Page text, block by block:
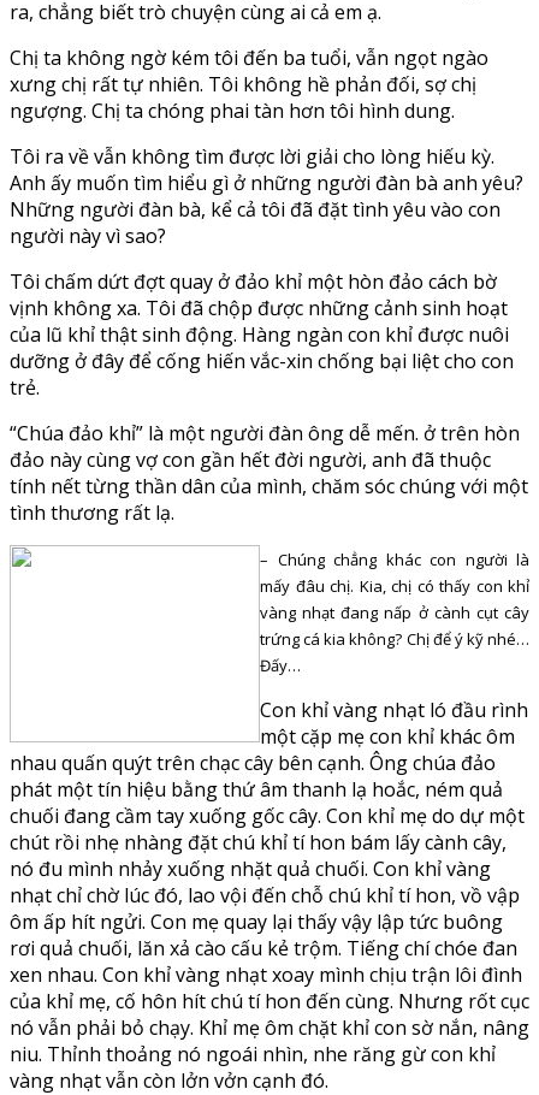
ra, chẳng biết trò chuyện cùng ai cả em ạ.
Chị ta không ngờ kém tôi đến ba tuổi, vẫn ngọt ngào
xưng chị rất tự nhiên. Tôi không hề phản đối, sợ chị
ngượng. Chị ta chóng phai tàn hơn tôi hình dung.
Tôi ra về vẫn không tìm được lời giải cho lòng hiếu kỳ.
Anh ấy muốn tìm hiểu gì ở những người đàn bà anh yêu?
Những người đàn bà, kể cả tôi đã đặt tình yêu vào con
người này vì sao?
Tôi chấm dứt đợt quay ở đảo khỉ một hòn đảo cách bờ
vịnh không xa. Tôi đã chộp được những cảnh sinh hoạt
của lũ khỉ thật sinh động. Hàng ngàn con khỉ được nuôi
dưỡng ở đây để cống hiến vắc-xin chống bại liệt cho con
trẻ.
“Chúa đảo khỉ” là một người đàn ông dễ mến. ở trên hòn
đảo này cùng vợ con gần hết đời người, anh đã thuộc
tính nết từng thần dân của mình, chăm sóc chúng với một
tình thương rất lạ.
– Chúng chẳng khác con người là
mấy đâu chị. Kia, chị có thấy con khỉ
vàng nhạt đang nấp ở cành cụt cây
trứng cá kia không? Chị để ý kỹ nhé…
Đấy…
Con khỉ vàng nhạt ló đầu rình
một cặp mẹ con khỉ khác ôm
nhau quấn quýt trên chạc cây bên cạnh. Ông chúa đảo
phát một tín hiệu bằng thứ âm thanh lạ hoắc, ném quả
chuối đang cầm tay xuống gốc cây. Con khỉ mẹ do dự một
chút rồi nhẹ nhàng đặt chú khỉ tí hon bám lấy cành cây,
nó đu mình nhảy xuống nhặt quả chuối. Con khỉ vàng
nhạt chỉ chờ lúc đó, lao vội đến chỗ chú khỉ tí hon, vồ vập
ôm ấp hít ngửi. Con mẹ quay lại thấy vậy lập tức buông
rơi quả chuối, lăn xả cào cấu kẻ trộm. Tiếng chí chóe đan
xen nhau. Con khỉ vàng nhạt xoay mình chịu trận lôi đình
của khỉ mẹ, cố hôn hít chú tí hon đến cùng. Nhưng rốt cục
nó vẫn phải bỏ chạy. Khỉ mẹ ôm chặt khỉ con sờ nắn, nâng
niu. Thỉnh thoảng nó ngoái nhìn, nhe răng gừ con khỉ
vàng nhạt vẫn còn lởn vởn cạnh đó.